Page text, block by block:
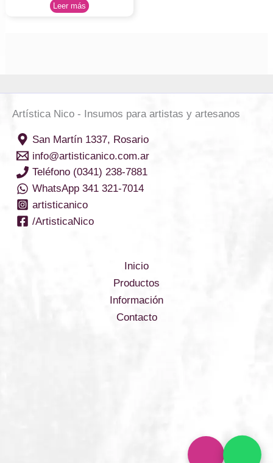
Leer más
Artística Nico - Insumos para artistas y artesanos
San Martín 1337, Rosario
info@artisticanico.com.ar
Teléfono (0341) 238-7881
WhatsApp 341 321-7014
artisticanico
/ArtisticaNico
Inicio
Productos
Información
Contacto